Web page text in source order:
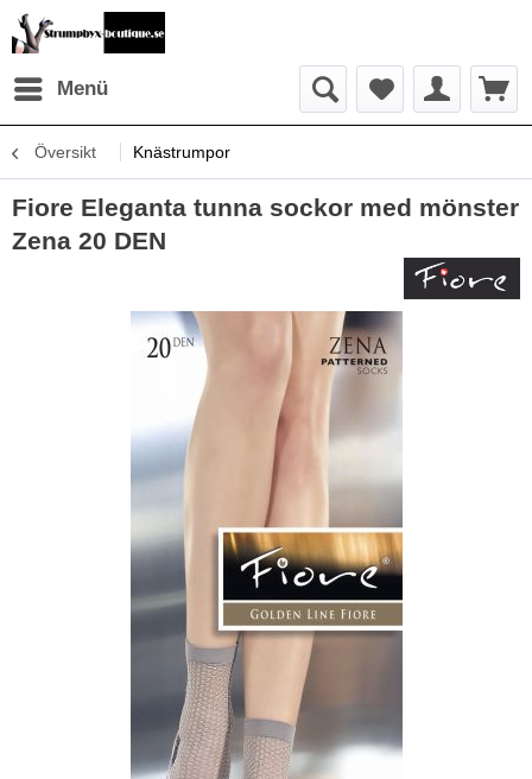
Menü
Översikt Knästrumpor
Fiore Eleganta tunna sockor med mönster
Zena 20 DEN